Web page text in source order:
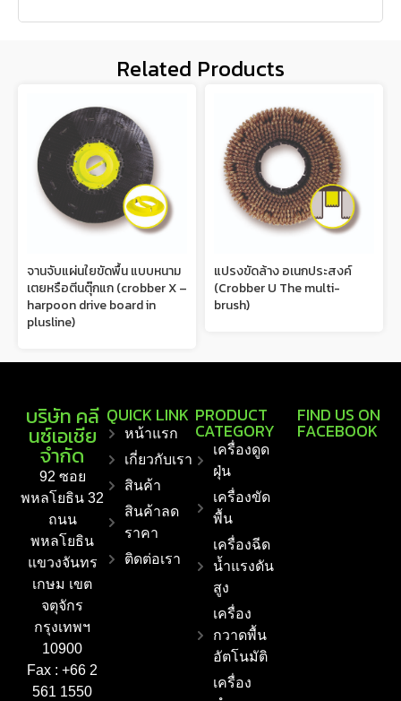
Related Products
จานจับแผ่นใยขัดพื้น แบบหนาม
เตยหรือตีนตุ๊กแก (crobber X –
harpoon drive board in
plusline)
แปรงขัดล้าง อเนกประสงค์
(Crobber U The multi-
brush)
บริษัท คลี
นซ์เอเชีย
จำกัด
92 ซอย
พหลโยธิน 32
ถนน
พหลโยธิน
แขวงจันทร
เกษม เขต
จตุจักร
กรุงเทพฯ
10900
Fax : +66 2
561 1550
QUICK LINK
หน้าแรก
เกี่ยวกับเรา
สินค้า
สินค้าลด
ราคา
ติดต่อเรา
PRODUCT
CATEGORY
เครื่องดูด
ฝุ่น
เครื่องขัด
พื้น
เครื่องฉีด
น้ำแรงดัน
สูง
เครื่อง
กวาดพื้น
อัตโนมัติ
เครื่อง
FIND US ON
FACEBOOK